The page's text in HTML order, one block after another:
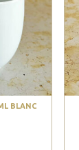
BLANC